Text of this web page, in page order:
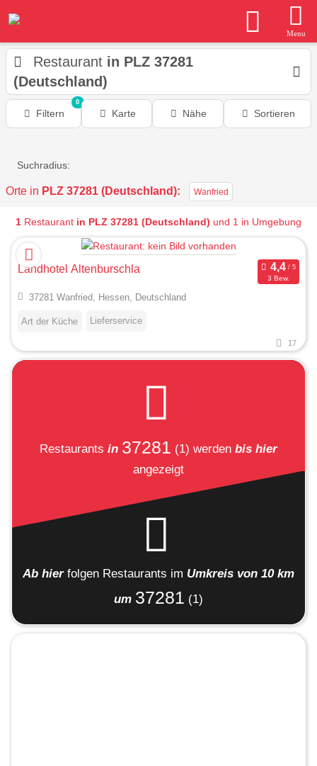
Menu
Restaurant in PLZ 37281
(Deutschland)
Filtern
0
Karte Nähe Sortieren
Suchradius:
Orte in PLZ 37281 (Deutschland): Wanfried
1 Restaurant in PLZ 37281 (Deutschland) und 1 in Umgebung
Landhotel Altenburschla
3 Bew.
37281 Wanfried, Hessen, Deutschland
Art der Küche Lieferservice
17
Restaurants in 37281 (1) werden bis hier
angezeigt
Ab hier folgen Restaurants im Umkreis von 10 km
um 37281 (1)